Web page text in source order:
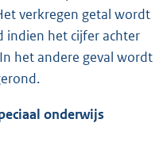
verkregen getal wordt
indien het cijfer achter
het andere geval wordt
onderwijs